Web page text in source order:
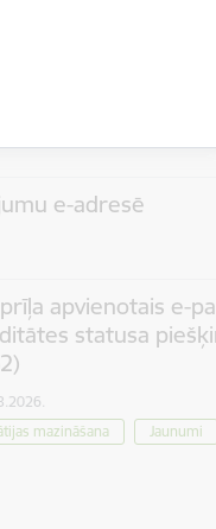
pieejams
invaliditātes
e-adresē
apvienotais e-
statusa
mazināšana
Jaunumi